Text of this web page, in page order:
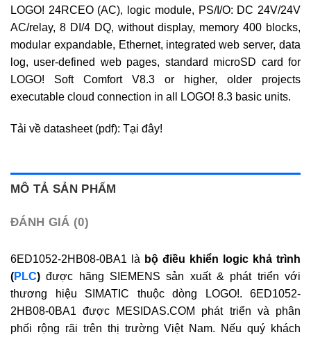
LOGO! 24RCEO (AC), logic module, PS/I/O: DC 24V/24V
AC/relay, 8 DI/4 DQ, without display, memory 400 blocks,
modular expandable, Ethernet, integrated web server, data
log, user-defined web pages, standard microSD card for
LOGO! Soft Comfort V8.3 or higher, older projects
executable cloud connection in all LOGO! 8.3 basic units.
Tải về datasheet (pdf): Tại đây!
MÔ TẢ SẢN PHẨM
ĐÁNH GIÁ (0)
6ED1052-2HB08-0BA1 là bộ điều khiển logic khả trình
(PLC) được hãng SIEMENS sản xuất & phát triển với
thương hiệu SIMATIC thuộc dòng LOGO!. 6ED1052-
2HB08-0BA1 được MESIDAS.COM phát triển và phân
phối rộng rãi trên thị trường Việt Nam. Nếu quý khách